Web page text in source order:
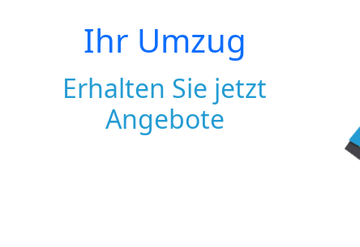
Ihr Umzug
Erhalten Sie jetzt
Angebote